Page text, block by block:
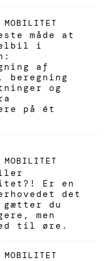
MOBILITET
måde at
elbil i
af
beregning
og
på ét
MOBILITET
Er en
det
gætter du
men
til øre.
MOBILITET